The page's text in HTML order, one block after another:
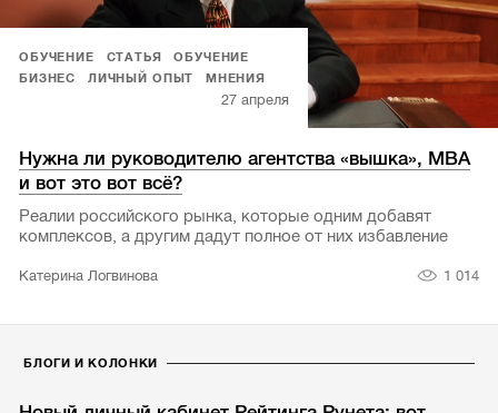
ОБУЧЕНИЕ СТАТЬЯ
ОБУЧЕНИЕ
БИЗНЕС
ЛИЧНЫЙ ОПЫТ МНЕНИЯ
27 апреля
Нужна ли руководителю агентства «вышка», MBA
и вот это вот всё?
Реалии российского рынка, которые одним добавят
комплексов, а другим дадут полное от них избавление
Катерина Логвинова 1 014
БЛОГИ И КОЛОНКИ